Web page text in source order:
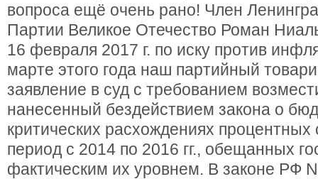
вопроса ещё очень рано! Член
Партии Великое Отечество Роман
16 февраля 2017 г. по иску против
марте этого года наш партийный
заявление в суд с требованием
нанесенный бездействием закона о
критических расхождениях
период с 2014 по 2016 гг., обещанных
фактическим их уровнем. В законе РФ